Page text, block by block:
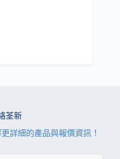
荃新
詳細的產品與報價資訊！